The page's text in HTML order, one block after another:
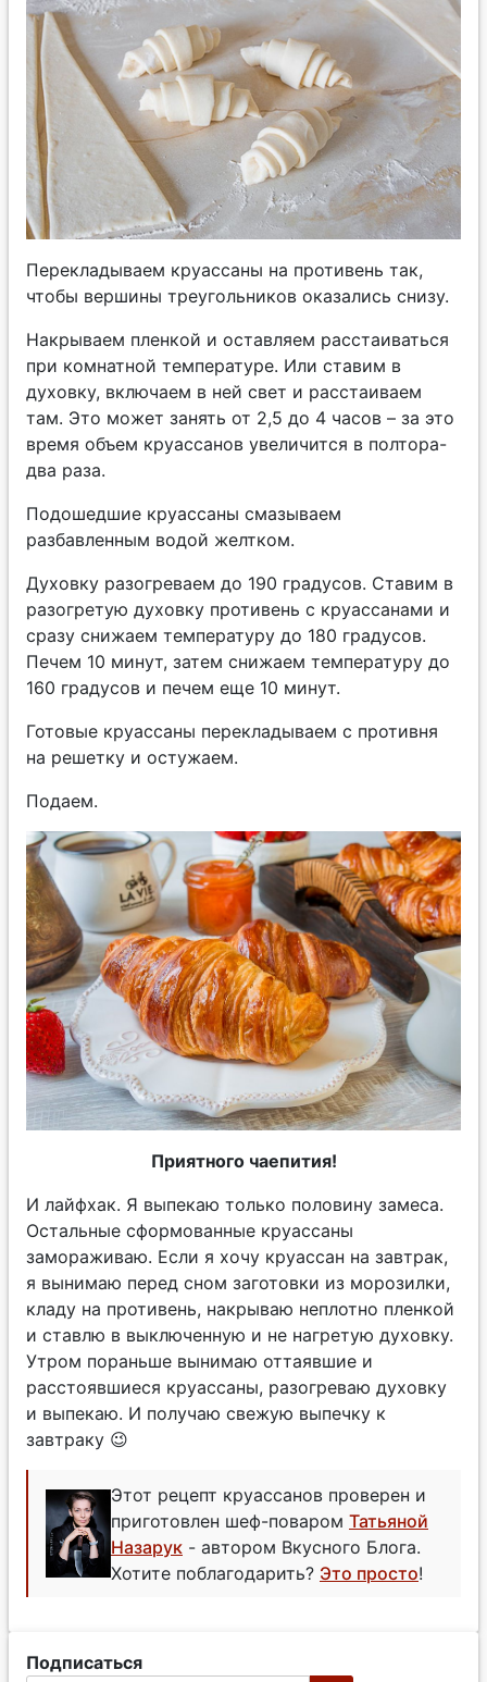
Перекладываем круассаны на противень так,
чтобы вершины треугольников оказались снизу.
Накрываем пленкой и оставляем расстаиваться
при комнатной температуре. Или ставим в
духовку, включаем в ней свет и расстаиваем
там. Это может занять от 2,5 до 4 часов – за это
время объем круассанов увеличится в полтора-
два раза.
Подошедшие круассаны смазываем
разбавленным водой желтком.
Духовку разогреваем до 190 градусов. Ставим в
разогретую духовку противень с круассанами и
сразу снижаем температуру до 180 градусов.
Печем 10 минут, затем снижаем температуру до
160 градусов и печем еще 10 минут.
Готовые круассаны перекладываем с противня
на решетку и остужаем.
Подаем.
Приятного чаепития!
И лайфхак. Я выпекаю только половину замеса.
Остальные сформованные круассаны
замораживаю. Если я хочу круассан на завтрак,
я вынимаю перед сном заготовки из морозилки,
кладу на противень, накрываю неплотно пленкой
и ставлю в выключенную и не нагретую духовку.
Утром пораньше вынимаю оттаявшие и
расстоявшиеся круассаны, разогреваю духовку
и выпекаю. И получаю свежую выпечку к
завтраку 😉
Этот рецепт круассанов проверен и
приготовлен шеф-поваром Татьяной
Назарук - автором Вкусного Блога.
Хотите поблагодарить? Это просто!
Подписаться